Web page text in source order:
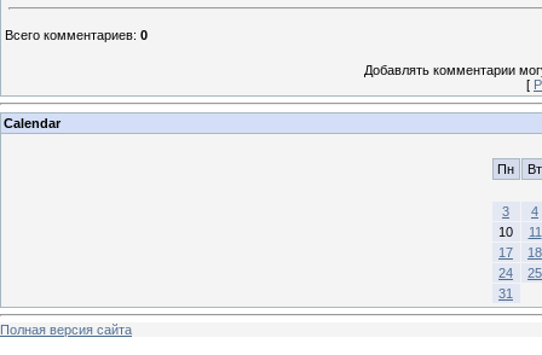
Всего комментариев: 0
Добавлять комментарии
[
Calendar
Пн Вт
3
4
10
11
17
18
24
25
31
Полная версия сайта